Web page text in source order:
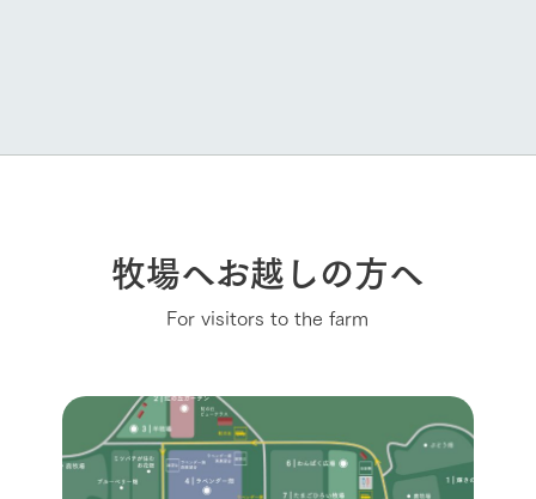
牧場へお越しの方へ
For visitors to the farm